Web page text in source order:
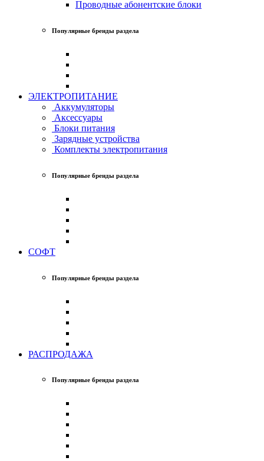
Проводные абонентские блоки
Популярные бренды раздела
ЭЛЕКТРОПИТАНИЕ
Аккумуляторы
Аксессуары
Блоки питания
Зарядные устройства
Комплекты электропитания
Популярные бренды раздела
СОФТ
Популярные бренды раздела
РАСПРОДАЖА
Популярные бренды раздела